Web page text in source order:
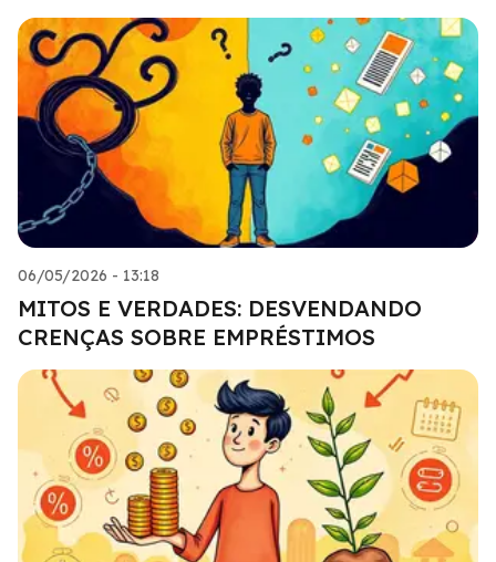
06/05/2026 - 13:18
MITOS E VERDADES: DESVENDANDO
CRENÇAS SOBRE EMPRÉSTIMOS